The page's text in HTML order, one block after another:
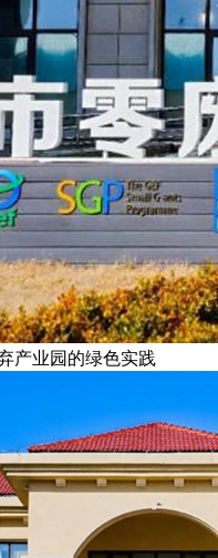
产业园的绿色实践